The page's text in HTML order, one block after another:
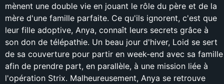
mènent une double vie en jouant le rôle du père et de la
mère d'une famille parfaite. Ce qu'ils ignorent, c'est que
leur fille adoptive, Anya, connaît leurs secrets grâce à
son don de télépathie. Un beau jour d'hiver, Loid se sert
de sa couverture pour partir en week-end avec sa famille
afin de prendre part, en parallèle, à une mission liée à
l'opération Strix. Malheureusement, Anya se retrouve